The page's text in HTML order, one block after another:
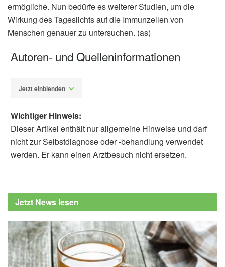
ermögliche. Nun bedürfe es weiterer Studien, um die
Wirkung des Tageslichts auf die Immunzellen von
Menschen genauer zu untersuchen. (as)
Autoren- und Quelleninformationen
Jetzt einblenden
Rolland, Yih Jian Sung, Hannah Darroch, et
al.: A light-regulated circadian timer
boost daytime immunity; in: Science
Immunology (veröffentlicht 23.05.2025),
Science Immunology
Wichtiger Hinweis:
Dieser Artikel enthält nur allgemeine Hinweise und darf
nicht zur Selbstdiagnose oder -behandlung verwendet
werden. Er kann einen Arztbesuch nicht ersetzen.
Jetzt News lesen